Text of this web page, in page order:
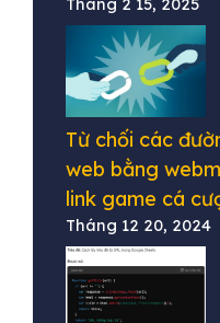
Từ chối các
web bằng
link game cá
Tháng 12 20, 2024